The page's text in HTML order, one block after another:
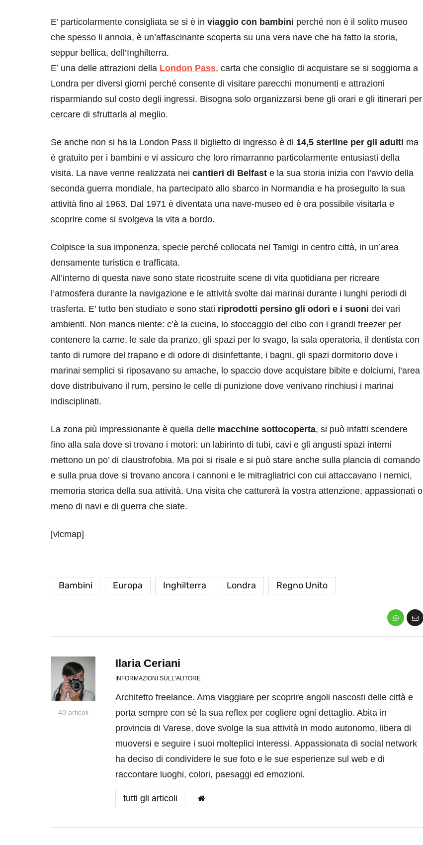
E’ particolarmente consigliata se si è in viaggio con bambini perché non è il solito museo
che spesso li annoia, è un’affascinante scoperta su una vera nave che ha fatto la storia,
seppur bellica, dell’Inghilterra.
E’ una delle attrazioni della London Pass, carta che consiglio di acquistare se si soggiorna a
Londra per diversi giorni perché consente di visitare parecchi monumenti e attrazioni
risparmiando sul costo degli ingressi. Bisogna solo organizzarsi bene gli orari e gli itinerari per
cercare di sfruttarla al meglio.
Se anche non si ha la London Pass il biglietto di ingresso è di 14,5 sterline per gli adulti ma
è gratuito per i bambini e vi assicuro che loro rimarranno particolarmente entusiasti della
visita. La nave venne realizzata nei cantieri di Belfast e la sua storia inizia con l’avvio della
seconda guerra mondiale, ha partecipato allo sbarco in Normandia e ha proseguito la sua
attività fino al 1963. Dal 1971 è diventata una nave-museo ed è ora possibile visitarla e
scoprire come si svolgeva la vita a bordo.
Colpisce la sua imponenza, specie perché collocata nel Tamigi in centro città, in un’area
densamente turistica e trafficata.
All’interno di questa nave sono state ricostruite scene di vita quotidiana per ricreare
l’atmosfera durante la navigazione e le attività svolte dai marinai durante i lunghi periodi di
trasferta. E’ tutto ben studiato e sono stati riprodotti persino gli odori e i suoni dei vari
ambienti. Non manca niente: c’è la cucina, lo stoccaggio del cibo con i grandi freezer per
contenere la carne, le sale da pranzo, gli spazi per lo svago, la sala operatoria, il dentista con
tanto di rumore del trapano e di odore di disinfettante, i bagni, gli spazi dormitorio dove i
marinai semplici si riposavano su amache, lo spaccio dove acquistare bibite e dolciumi, l’area
dove distribuivano il rum, persino le celle di punizione dove venivano rinchiusi i marinai
indisciplinati.
La zona più impressionante è quella delle macchine sottocoperta, si può infatti scendere
fino alla sala dove si trovano i motori: un labirinto di tubi, cavi e gli angusti spazi interni
mettono un po’ di claustrofobia. Ma poi si risale e si può stare anche sulla plancia di comando
e sulla prua dove si trovano ancora i cannoni e le mitragliatrici con cui attaccavano i nemici,
memoria storica della sua attività. Una visita che catturerà la vostra attenzione, appassionati o
meno di navi e di guerra che siate.
[vlcmap]
Bambini Europa Inghilterra Londra Regno Unito
il Louvre in
destinazioni
Paros e la Grecia di
Immaturi il Viaggio
Giugno 26, 2013
Eventi di aprile 2026 a
Rimini e dintorni
Marzo 31, 2026
40 articoli
Ilaria Ceriani
INFORMAZIONI SULL'AUTORE
Architetto freelance. Ama viaggiare per scoprire angoli nascosti delle città e
porta sempre con sé la sua reflex per cogliere ogni dettaglio. Abita in
provincia di Varese, dove svolge la sua attività in modo autonomo, libera di
muoversi e seguire i suoi molteplici interessi. Appassionata di social network
ha deciso di condividere le sue foto e le sue esperienze sul web e di
raccontare luoghi, colori, paesaggi ed emozioni.
tutti gli articoli